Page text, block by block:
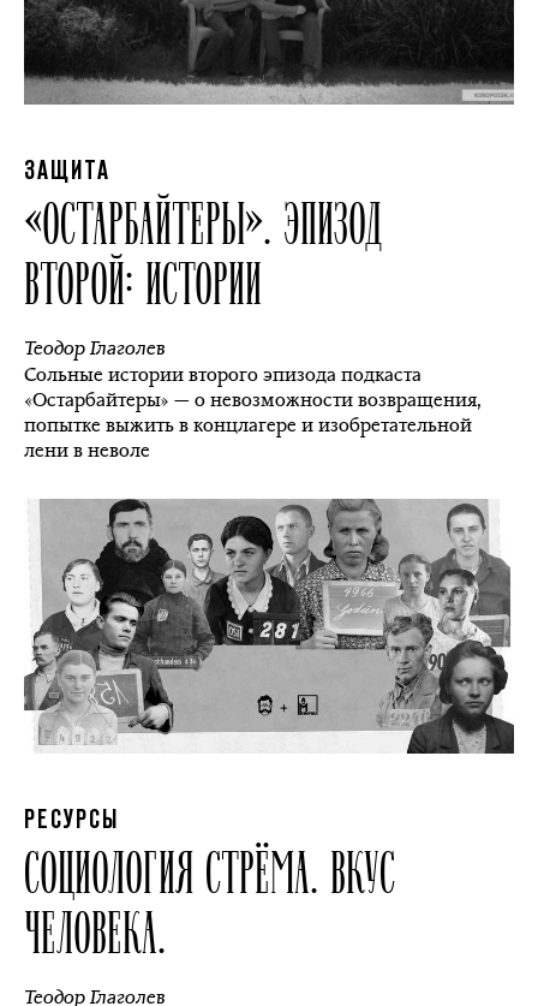
ЗАЩИТА
«ОСТАРБАЙТЕРЫ». ЭПИЗОД
ВТОРОЙ: ИСТОРИИ
Теодор Глаголев
Сольные истории второго эпизода подкаста
«Остарбайтеры» — о невозможности возвращения,
попытке выжить в концлагере и изобретательной
лени в неволе
РЕСУРСЫ
СОЦИОЛОГИЯ СТРЁМА. ВКУС
ЧЕЛОВЕКА.
Теодор Глаголев